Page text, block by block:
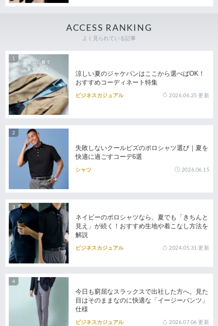
ACCESS RANKING
よく見られている記事
涼しい夏のジャケパンはここから選べばOK！
おすすめコーディネート特集
ビジネスカジュアル 2026.06.25 更新
失敗しないクールビズのポロシャツ選び｜夏を
快適に過ごすコーデ6選
シャツ 2026.06.15
ネイビーのポロシャツなら、夏でも「きちんと
見え」が続く！おすすめ生地や着こなし方法を
解説
ビジネスカジュアル 2024.05.31 更新
今日も窮屈なスラックスで出社した方へ。見た
目はそのままなのに快適な「イージーパンツ」
仕様
ビジネスカジュアル 2026.07.06 更新